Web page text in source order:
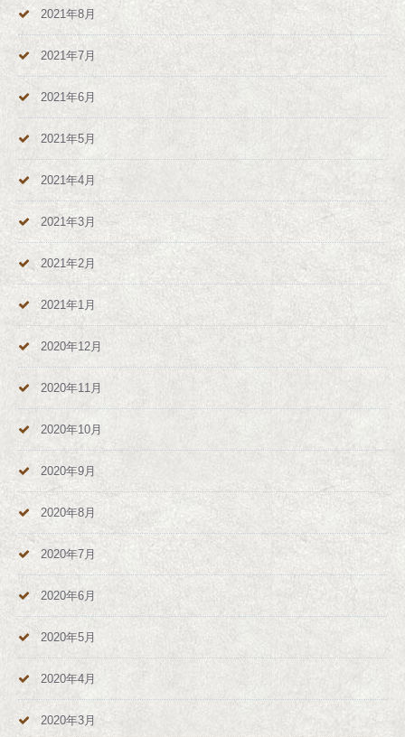
2021年8月
2021年7月
2021年6月
2021年5月
2021年4月
2021年3月
2021年2月
2021年1月
2020年12月
2020年11月
2020年10月
2020年9月
2020年8月
2020年7月
2020年6月
2020年5月
2020年4月
2020年3月